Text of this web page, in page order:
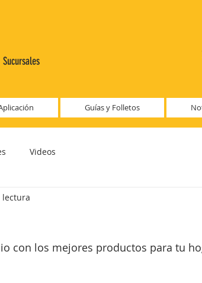
Sucursales
Guías y Folletos
Videos
lectura
con los mejores productos para tu